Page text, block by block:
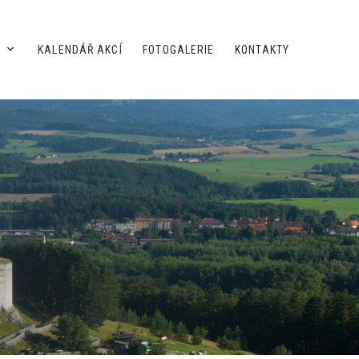
KALENDÁŘ AKCÍ FOTOGALERIE KONTAKTY